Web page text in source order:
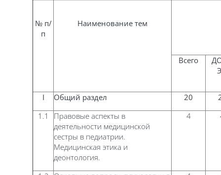
№ п/
п
Наименование тем
Всего
I Общий раздел 20
1.1
Правовые аспекты в
деятельности медицинской
сестры в педиатрии.
Медицинская этика и
деонтология.
4